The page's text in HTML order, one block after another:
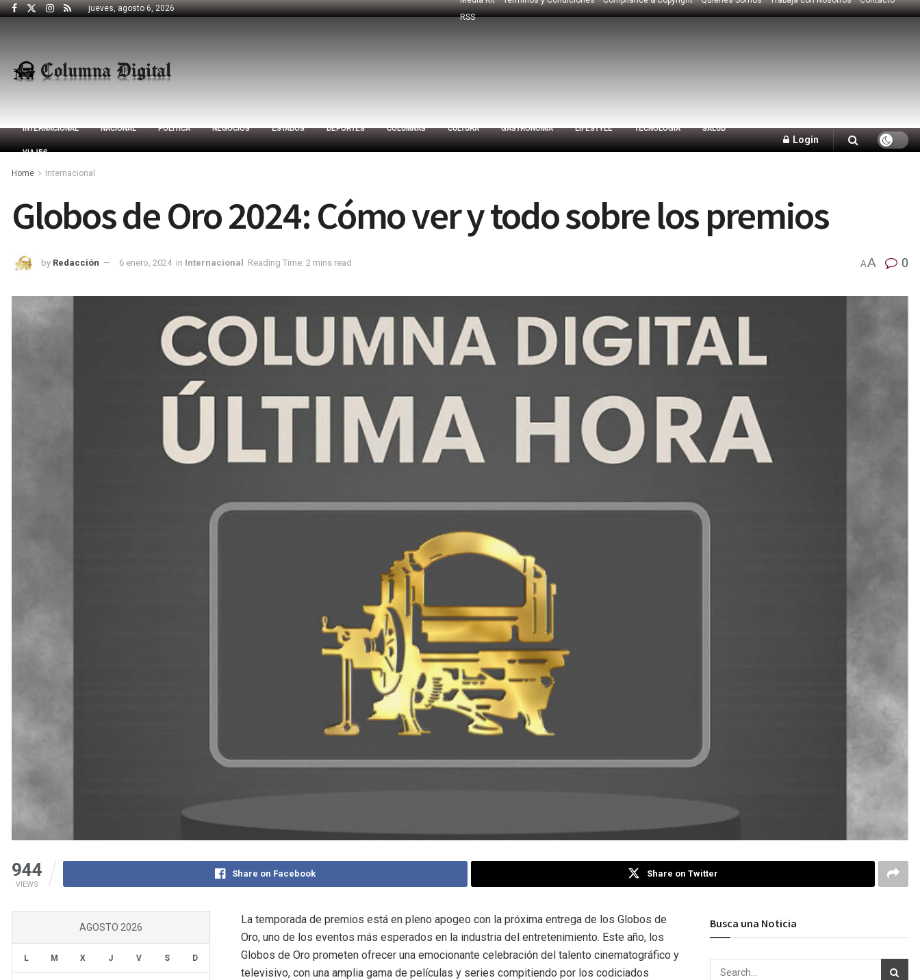
jueves, agosto 6, 2026
RSS
INTERNACIONAL NACIONAL POLÍTICA NEGOCIOS ESTADOS DEPORTES COLUMNAS CULTURA GASTRONOMÍA LIFESTYLE TECNOLOGÍA SALUD
VIAJES
Login
Home Internacional
Globos de Oro 2024: Cómo ver y todo sobre los premios
by Redacción 6 enero, 2024 in Internacional Reading Time: 2 mins read AA 0
944
VIEWS
Share on Facebook Share on Twitter
La temporada de premios está en pleno apogeo con la próxima entrega de los Globos de
Oro, uno de los eventos más esperados en la industria del entretenimiento. Este año, los
Globos de Oro prometen ofrecer una emocionante celebración del talento cinematográfico y
televisivo, con una amplia gama de películas y series compitiendo por los codiciados
AGOSTO 2026
L M X J V S D
Busca una Noticia